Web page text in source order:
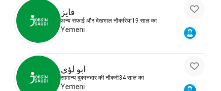
فايز
अन्य सफाई और देखभाल नौकरियां19 साल का
Yemeni
ابو لؤي
सामान्य दुकानदार की नौकरी34 साल का
Yemeni